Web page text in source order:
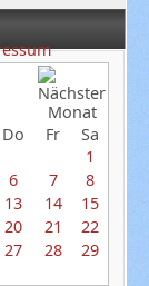
Do Fr
Sa
1
6 7
8
13 14
15
20 21
22
27 28
29